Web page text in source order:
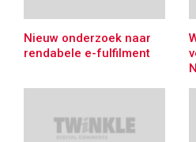
Nieuw onderzoek naar
rendabele e-fulfilment